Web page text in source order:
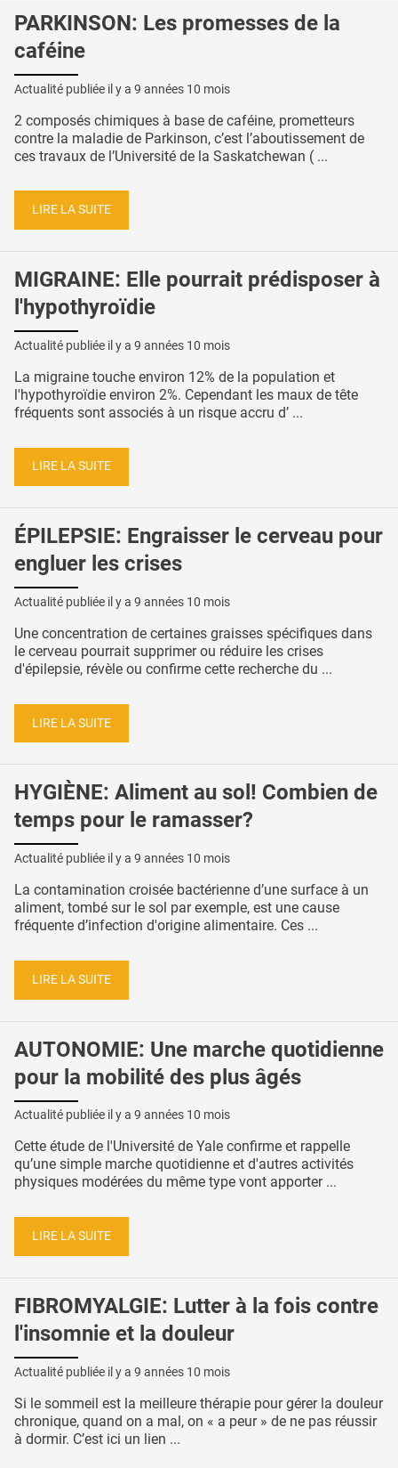
PARKINSON: Les promesses de la
caféine
Actualité publiée il y a 9 années 10 mois
2 composés chimiques à base de caféine, prometteurs
contre la maladie de Parkinson, c’est l’aboutissement de
ces travaux de l’Université de la Saskatchewan ( ...
LIRE LA SUITE
MIGRAINE: Elle pourrait prédisposer à
l'hypothyroïdie
Actualité publiée il y a 9 années 10 mois
La migraine touche environ 12% de la population et
l'hypothyroïdie environ 2%. Cependant les maux de tête
fréquents sont associés à un risque accru d’ ...
LIRE LA SUITE
ÉPILEPSIE: Engraisser le cerveau pour
engluer les crises
Actualité publiée il y a 9 années 10 mois
Une concentration de certaines graisses spécifiques dans
le cerveau pourrait supprimer ou réduire les crises
d'épilepsie, révèle ou confirme cette recherche du ...
LIRE LA SUITE
HYGIÈNE: Aliment au sol! Combien de
temps pour le ramasser?
Actualité publiée il y a 9 années 10 mois
La contamination croisée bactérienne d’une surface à un
aliment, tombé sur le sol par exemple, est une cause
fréquente d’infection d'origine alimentaire. Ces ...
LIRE LA SUITE
AUTONOMIE: Une marche quotidienne
pour la mobilité des plus âgés
Actualité publiée il y a 9 années 10 mois
Cette étude de l'Université de Yale confirme et rappelle
qu’une simple marche quotidienne et d'autres activités
physiques modérées du même type vont apporter ...
LIRE LA SUITE
FIBROMYALGIE: Lutter à la fois contre
l'insomnie et la douleur
Actualité publiée il y a 9 années 10 mois
Si le sommeil est la meilleure thérapie pour gérer la douleur
chronique, quand on a mal, on « a peur » de ne pas réussir
à dormir. C’est ici un lien ...